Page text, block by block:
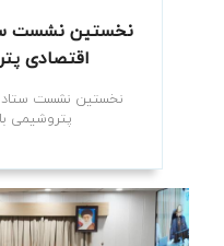
نخستین نشست
اقتصادی
نخستین نشست ستاد
پتروشیمی